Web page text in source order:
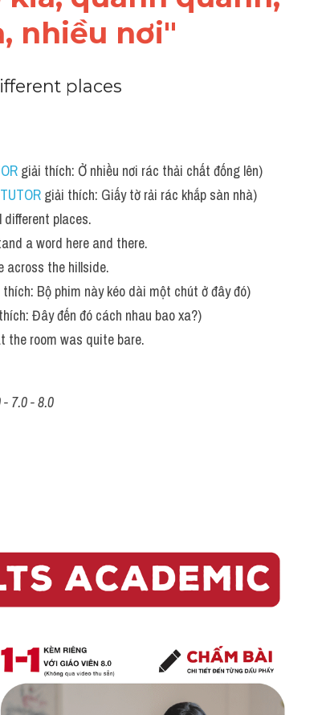
nhiều nơi"
places
giải thích: Ở nhiều nơi rác thải chất đống lên)
giải thích: Giấy tờ rải rác khắp sàn nhà)
places.
a word here and there.
across the hillside.
Bộ phim này kéo dài một chút ở đây đó)
Đây đến đó cách nhau bao xa?)
the room was quite bare.
7.0 - 8.0